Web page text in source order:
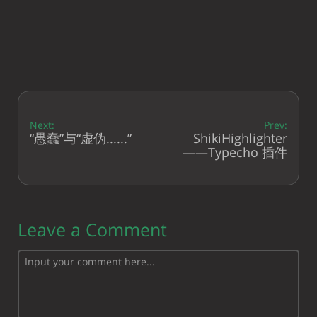
Next:
“愚蠢”与“虚伪......”
Prev:
ShikiHighlighter
——Typecho 插件
Leave a Comment